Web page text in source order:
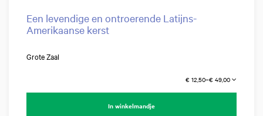
Een levendige en ontroerende Latijns-
Amerikaanse kerst
Grote Zaal
€ 12,50–€ 49,00
In winkelmandje